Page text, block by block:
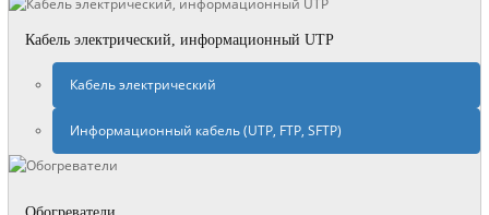
Кабель электрический, информационный UTP
Кабель электрический
Информационный кабель (UTP, FTP, SFTP)